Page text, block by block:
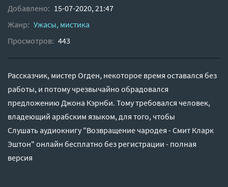
Добавлено: 15-07-2020, 21:47
Жанр: Ужасы, мистика
Просмотров: 443
Рассказчик, мистер Огден, некоторое время оставался без
работы, и потому чрезвычайно обрадовался
предложению Джона Кэрнби. Тому требовался человек,
владеющий арабским языком, для того, чтобы
Слушать аудиокнигу "Возвращение чародея - Смит Кларк
Эштон" онлайн бесплатно без регистрации - полная
версия